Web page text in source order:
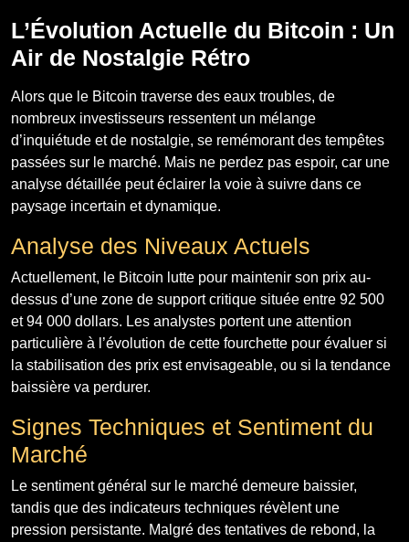
L’Évolution Actuelle du Bitcoin : Un
Air de Nostalgie Rétro
Alors que le Bitcoin traverse des eaux troubles, de
nombreux investisseurs ressentent un mélange
d’inquiétude et de nostalgie, se remémorant des tempêtes
passées sur le marché. Mais ne perdez pas espoir, car une
analyse détaillée peut éclairer la voie à suivre dans ce
paysage incertain et dynamique.
Analyse des Niveaux Actuels
Actuellement, le Bitcoin lutte pour maintenir son prix au-
dessus d’une zone de support critique située entre 92 500
et 94 000 dollars. Les analystes portent une attention
particulière à l’évolution de cette fourchette pour évaluer si
la stabilisation des prix est envisageable, ou si la tendance
baissière va perdurer.
Signes Techniques et Sentiment du
Marché
Le sentiment général sur le marché demeure baissier,
tandis que des indicateurs techniques révèlent une
pression persistante. Malgré des tentatives de rebond, la